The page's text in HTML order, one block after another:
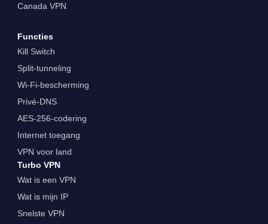
Canada VPN
Functies
Kill Switch
Split-tunneling
Wi-Fi-bescherming
Privé-DNS
AES-256-codering
Internet toegang
VPN voor land
Turbo VPN
Wat is een VPN
Wat is mijn IP
Snelste VPN